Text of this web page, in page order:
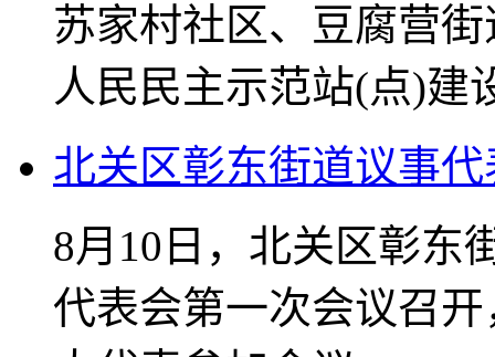
苏家村社区、豆腐营
人民民主示范站(点)建
北关区彰东街道议事
8月10日，北关区彰东
代表会第一次会议召